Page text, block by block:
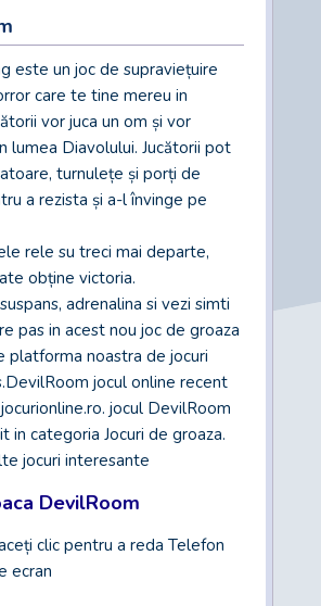
este un joc de supraviețuire
care te tine mereu in
vor juca un om și vor
lumea Diavolului. Jucătorii pot
turnulețe și porți de
a rezista și a-l învinge pe
rele su treci mai departe,
obține victoria.
adrenalina si vezi simti
pas in acest nou joc de groaza
platforma noastra de jocuri
jocul online recent
jocul DevilRoom
in categoria Jocuri de groaza.
jocuri interesante
DevilRoom
clic pentru a reda Telefon
ecran